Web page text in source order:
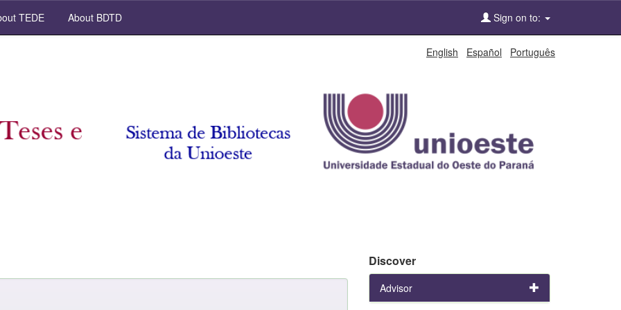
TEDE About BDTD Sign on to:
English Español Português
Discover
Advisor